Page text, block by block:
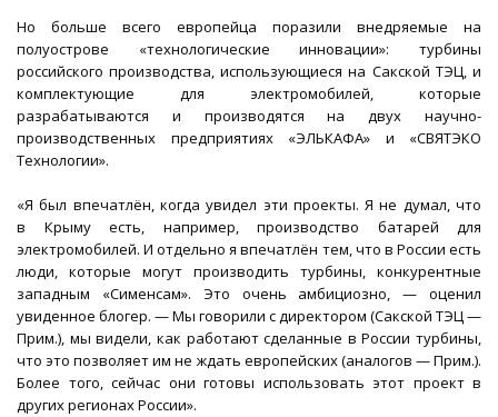
Но больше всего европейца поразили внедряемые на
полуострове «технологические инновации»: турбины
российского производства, использующиеся на Сакской ТЭЦ, и
комплектующие для электромобилей, которые
разрабатываются и производятся на двух научно-
производственных предприятиях «ЭЛЬКАФА» и «СВЯТЭКО
Технологии».
«Я был впечатлён, когда увидел эти проекты. Я не думал, что
в Крыму есть, например, производство батарей для
электромобилей. И отдельно я впечатлён тем, что в России есть
люди, которые могут производить турбины, конкурентные
западным «Сименсам». Это очень амбициозно, — оценил
увиденное блогер. — Мы говорили с директором (Сакской ТЭЦ —
Прим.), мы видели, как работают сделанные в России турбины,
что это позволяет им не ждать европейских (аналогов — Прим.).
Более того, сейчас они готовы использовать этот проект в
других регионах России».